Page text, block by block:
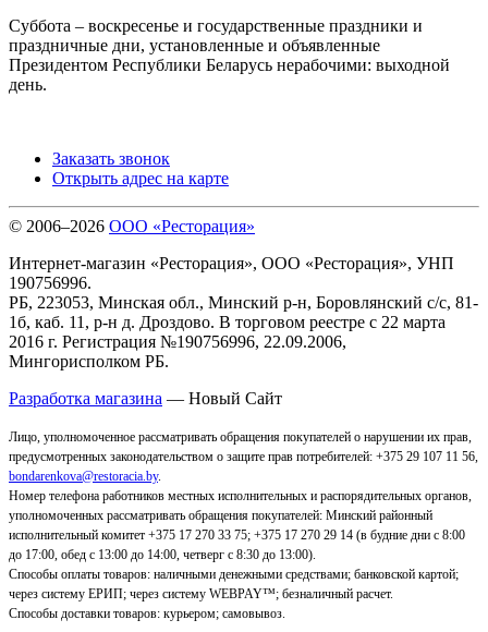
Суббота – воскресенье и государственные праздники и
праздничные дни, установленные и объявленные
Президентом Республики Беларусь нерабочими: выходной
день.
Заказать звонок
Открыть адрес на карте
© 2006–2026 ООО «Ресторация»
Интернет-магазин «Ресторация», ООО «Ресторация», УНП
190756996.
РБ, 223053, Минская обл., Минский р-н, Боровлянский с/с, 81-
1б, каб. 11, р-н д. Дроздово. В торговом реестре с 22 марта
2016 г. Регистрация №190756996, 22.09.2006,
Мингорисполком РБ.
Разработка магазина — Новый Сайт
Лицо, уполномоченное рассматривать обращения покупателей о нарушении их прав,
предусмотренных законодательством о защите прав потребителей: +375 29 107 11 56,
bondarenkova@restoracia.by.
Номер телефона работников местных исполнительных и распорядительных органов,
уполномоченных рассматривать обращения покупателей: Минский районный
исполнительный комитет +375 17 270 33 75; +375 17 270 29 14 (в будние дни с 8:00
до 17:00, обед с 13:00 до 14:00, четверг с 8:30 до 13:00).
Способы оплаты товаров: наличными денежными средствами; банковской картой;
через систему ЕРИП; через систему WEBPAY™; безналичный расчет.
Способы доставки товаров: курьером; самовывоз.